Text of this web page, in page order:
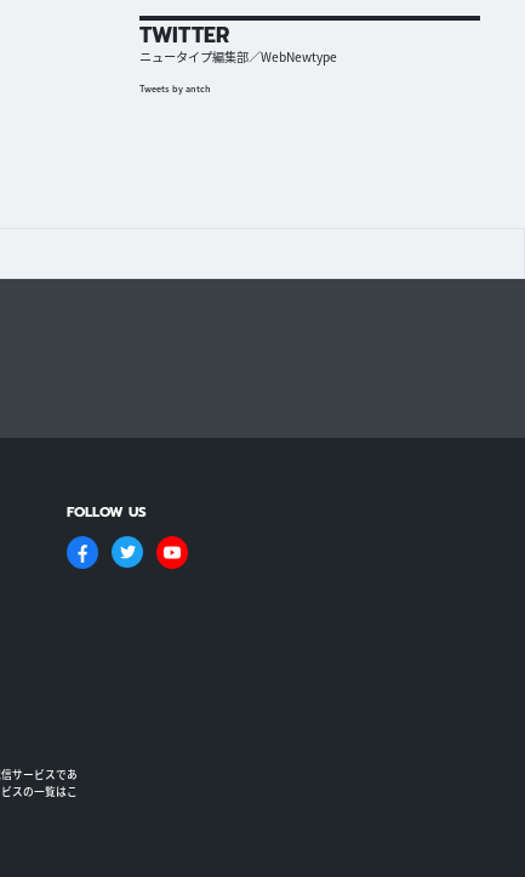
TWITTER
ニュータイプ編集部／WebNewtype
Tweets by antch
FOLLOW US
サービスであ
スの一覧はこ